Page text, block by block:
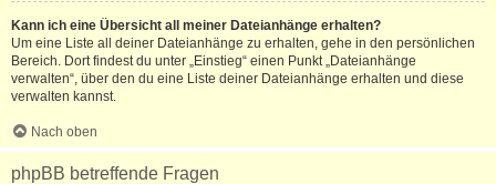
Kann ich eine Übersicht all meiner Dateianhänge erhalten?
Um eine Liste all deiner Dateianhänge zu erhalten, gehe in den persönlichen
Bereich. Dort findest du unter „Einstieg“ einen Punkt „Dateianhänge
verwalten“, über den du eine Liste deiner Dateianhänge erhalten und diese
verwalten kannst.
Nach oben
phpBB betreffende Fragen